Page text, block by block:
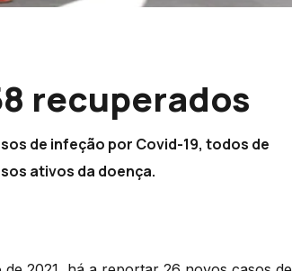
recuperados
de infeção por Covid-19, todos de
ativos da doença.